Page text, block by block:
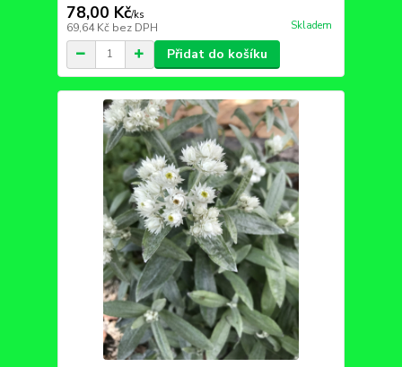
78,00 Kč/ks
69,64 Kč bez DPH Skladem
Přidat do košíku